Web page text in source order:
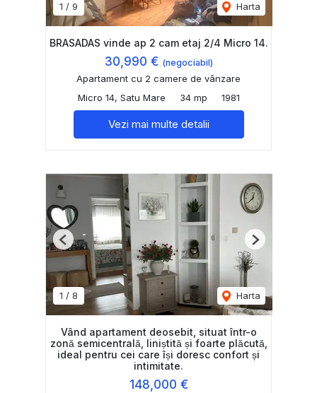
1 / 9 Harta
BRASADAS vinde ap 2 cam etaj 2/4 Micro 14.
30,990 € (negociabil)
Apartament cu 2 camere de vânzare
Micro 14, Satu Mare
34 mp 1981
Vezi mai multe detalii
1 / 8 Harta
Previous Next
Vând apartament deosebit, situat într-o
zonă semicentrală, liniștită și foarte plăcută,
ideal pentru cei care își doresc confort și
intimitate.
148,000 €